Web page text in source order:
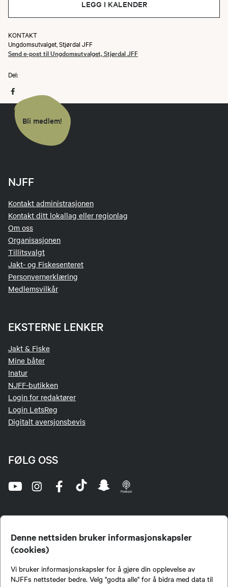
Denne nettsiden bruker informasjonskapsler
(cookies)
Vi bruker informasjonskapsler for å gjøre din opplevelse av
NJFFs nettsteder bedre. Velg "godta alle" for å bidra med data til
LEGG I KALENDER
KONTAKT
Ungdomsutvalget, Stjørdal JFF
Send e-post til Ungdomsutvalget, Stjørdal JFF
Del:
Bli medlem!
NJFF
Kontakt administrasjonen
Kontakt ditt lokallag eller regionlag
Om oss
Organisasjonen
Tillitsvalgt
Jakt- og Fiskesenteret
Personvernerklæring
Medlemsvilkår
EKSTERNE LENKER
Jakt & Fiske
Mine båter
Inatur
NJFF-butikken
Login for redaktører
Login LetsReg
Digitalt aversjonsbevis
FØLG OSS
jegere og sportsfiskere og et av de viktigste miljøene for formidling av kunnskap om jakt og
fiske i Norge. Vi er en partipolitisk nøytral organisasjon, men har et sterkt jakt-, fiske-, og